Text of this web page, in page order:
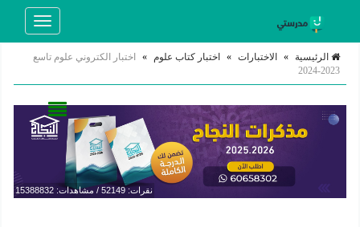
Toggle
الرئيسية » الاختبارات » اختبار كتاب علوم »
اختبار الكتروني علوم تاسع
2023-2024
نقرات: 52149 / مشاهدات: 15388832